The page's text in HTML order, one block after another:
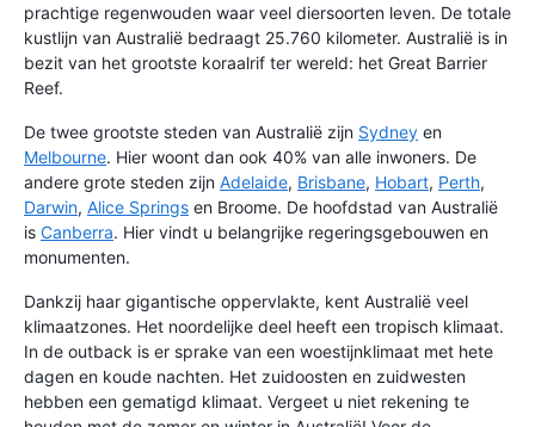
prachtige regenwouden waar veel diersoorten leven. De totale
kustlijn van Australië bedraagt 25.760 kilometer. Australië is in
bezit van het grootste koraalrif ter wereld: het Great Barrier
Reef.
De twee grootste steden van Australië zijn Sydney en
Melbourne. Hier woont dan ook 40% van alle inwoners. De
andere grote steden zijn Adelaide, Brisbane, Hobart, Perth,
Darwin, Alice Springs en Broome. De hoofdstad van Australië
is Canberra. Hier vindt u belangrijke regeringsgebouwen en
monumenten.
Dankzij haar gigantische oppervlakte, kent Australië veel
klimaatzones. Het noordelijke deel heeft een tropisch klimaat.
In de outback is er sprake van een woestijnklimaat met hete
dagen en koude nachten. Het zuidoosten en zuidwesten
hebben een gematigd klimaat. Vergeet u niet rekening te